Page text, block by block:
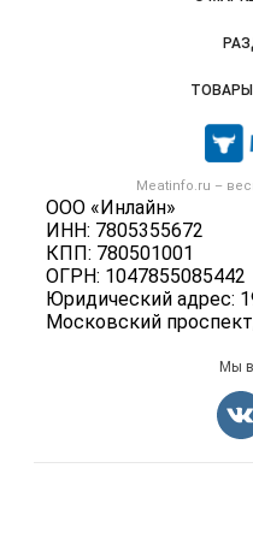
Meatinfo.ru –
ООО «Инлайн»
ИНН: 7805355672
КПП: 780501001
ОГРН: 1047855085442
Юридический адрес:
Московский
Политика
ТОВАРЫ
Мясо,
Скот в
Колбасы,
Мясные
Мы в